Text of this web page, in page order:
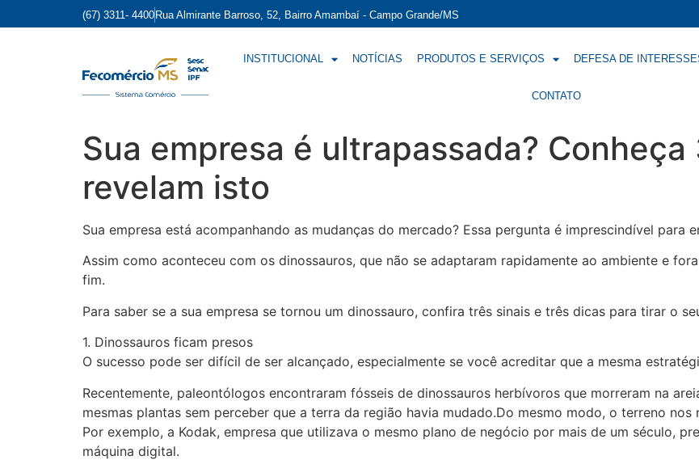
(67) 3311- 4400 Rua Almirante Barroso, 52, Bairro Amambaí - Campo Grande/MS
INSTITUCIONAL NOTÍCIAS PRODUTOS E SERVIÇOS DEFESA DE
CONTATO
Sua empresa é ultrapassada? Conheça
revelam isto
Sua empresa está acompanhando as mudanças do mercado? Essa pergunta é imprescindível para
Assim como aconteceu com os dinossauros, que não se adaptaram rapidamente ao ambiente e
fim.
Para saber se a sua empresa se tornou um dinossauro, confira três sinais e três dicas para tirar o
1. Dinossauros ficam presos
O sucesso pode ser difícil de ser alcançado, especialmente se você acreditar que a mesma
Recentemente, paleontólogos encontraram fósseis de dinossauros herbívoros que morreram na
mesmas plantas sem perceber que a terra da região havia mudado.Do mesmo modo, o terreno
Por exemplo, a Kodak, empresa que utilizava o mesmo plano de negócio por mais de um século,
máquina digital.